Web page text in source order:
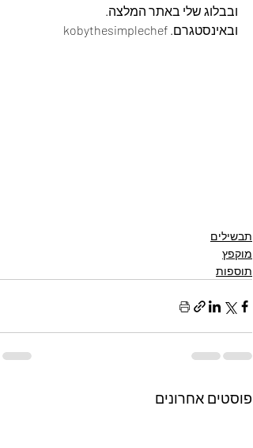
ובבלוג שלי באתר המלצה.
ובאינסטגרם. kobythesimplechef
תבשילים
מוקפץ
תוספות
פוסטים אחרונים